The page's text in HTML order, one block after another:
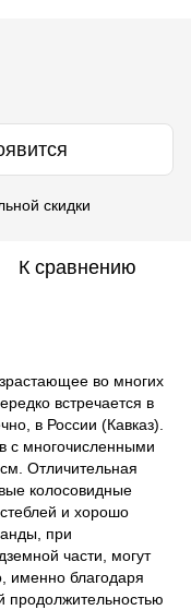
скидки
К сравнению
во многих
встречается в
в России (Кавказ).
с многочисленными
Отличительная
колосовидные
и хорошо
при
части, могут
именно благодаря
продолжительностью